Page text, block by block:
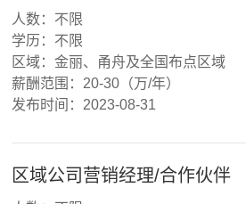
人数：不限
学历：不限
区域：金丽、甬舟及全国布点区域
薪酬范围：20-30（万/年）
发布时间：2023-08-31
区域公司营销经理/合作伙伴